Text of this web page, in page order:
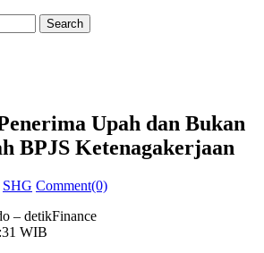
Upah dan Bukan
BPJS Ketenagakerjaan
Author
SHG Comment(0)
– detikFinance
WIB